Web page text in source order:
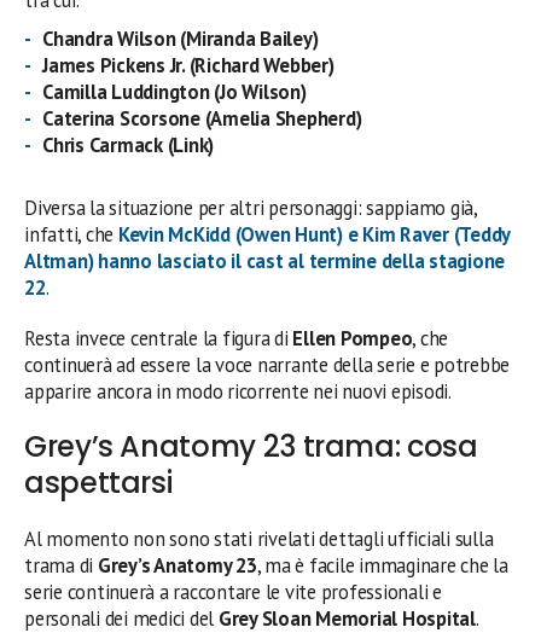
Chandra Wilson (Miranda Bailey)
James Pickens Jr. (Richard Webber)
Camilla Luddington (Jo Wilson)
Caterina Scorsone (Amelia Shepherd)
Chris Carmack (Link)
Diversa la situazione per altri personaggi: sappiamo già,
infatti, che Kevin McKidd (Owen Hunt) e Kim Raver (Teddy
Altman)hanno lasciato il cast al termine della stagione
22.
Resta invece centrale la figura di Ellen Pompeo, che
continuerà ad essere la voce narrante della serie e potrebbe
apparire ancora in modo ricorrente nei nuovi episodi.
Grey’s Anatomy 23 trama: cosa
aspettarsi
Al momento non sono stati rivelati dettagli ufficiali sulla
trama di Grey’s Anatomy 23, ma è facile immaginare che la
serie continuerà a raccontare le vite professionali e
personali dei medici del Grey Sloan Memorial Hospital.